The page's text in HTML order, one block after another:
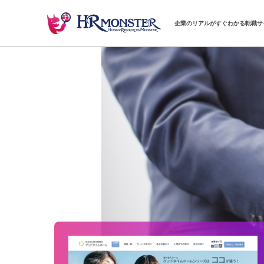
企業のリアルがすぐわかる転職